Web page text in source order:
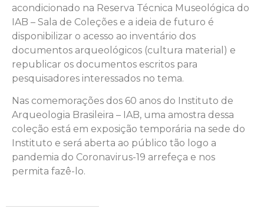
acondicionado na Reserva Técnica Museológica do
IAB – Sala de Coleções e a ideia de futuro é
disponibilizar o acesso ao inventário dos
documentos arqueológicos (cultura material) e
republicar os documentos escritos para
pesquisadores interessados no tema.
Nas comemorações dos 60 anos do Instituto de
Arqueologia Brasileira – IAB, uma amostra dessa
coleção está em exposição temporária na sede do
Instituto e será aberta ao público tão logo a
pandemia do Coronavirus-19 arrefeça e nos
permita fazê-lo.